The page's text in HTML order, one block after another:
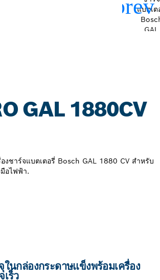
GAL 1880CV
ในกล่องกระดาษแข็งพร้อมเครื่อง
เร็ว